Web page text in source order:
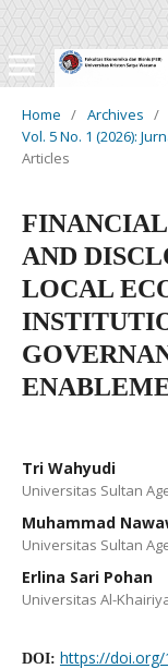
Home / Archives /
Vol. 5 No. 1 (2026):
Articles
AND
LOCAL
Tri Wahyudi
Universitas Sultan
Muhammad
Universitas Sultan
Erlina Sari Pohan
Universitas Al-
DOI: https://doi.org/